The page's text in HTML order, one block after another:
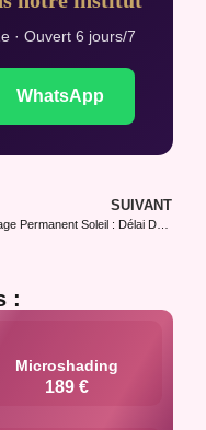
· Ouvert 6 jours/7
WhatsApp
SUIVANT
Maquillage Permanent Soleil : Délai De Sécurité
:
Microshading
189 €